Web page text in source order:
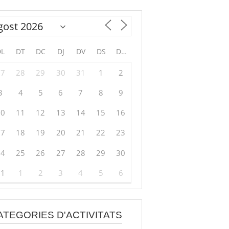
DT DC DJ DV DS DG
28 29 30 31 1
2
4 5 6 7 8
9
11 12 13 14 15
16
18 19 20 21 22
23
25 26 27 28 29
30
1 2 3 4 5 6
D'ACTIVITATS